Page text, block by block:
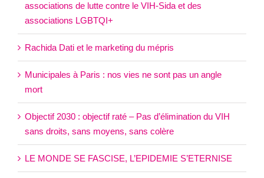
associations de lutte contre le VIH-Sida et des
associations LGBTQI+
Rachida Dati et le marketing du mépris
Municipales à Paris : nos vies ne sont pas un angle
mort
Objectif 2030 : objectif raté – Pas d’élimination du VIH
sans droits, sans moyens, sans colère
LE MONDE SE FASCISE, L’EPIDEMIE S’ETERNISE